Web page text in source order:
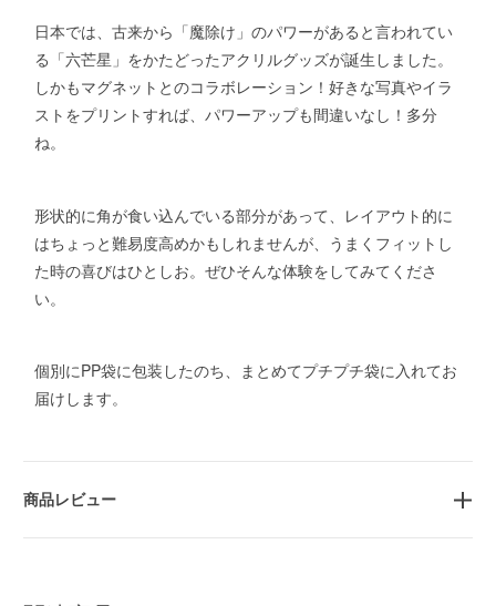
日本では、古来から「魔除け」のパワーがあると言われてい
る「六芒星」をかたどったアクリルグッズが誕生しました。
しかもマグネットとのコラボレーション！好きな写真やイラ
ストをプリントすれば、パワーアップも間違いなし！多分
ね。
形状的に角が食い込んでいる部分があって、レイアウト的に
はちょっと難易度高めかもしれませんが、うまくフィットし
た時の喜びはひとしお。ぜひそんな体験をしてみてくださ
い。
個別にPP袋に包装したのち、まとめてプチプチ袋に入れてお
届けします。
商品レビュー